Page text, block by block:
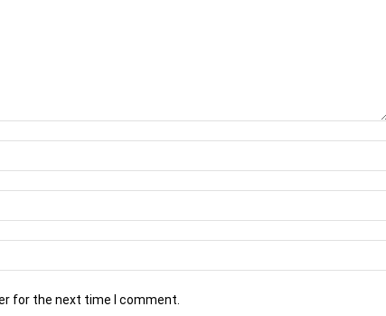
for the next time I comment.